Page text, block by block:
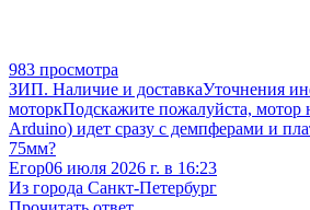
983 просмотра
ЗИП. Наличие и доставкаУточнения
моторкПодскажите пожалуйста, мотор
Arduino) идет сразу с демпферами и
75мм?
Егор06 июля 2026 г. в 16:23
Из города Санкт-Петербург